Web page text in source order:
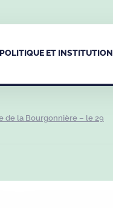
POLITIQUE ET INSTITUTION
de la Bourgonnière – le 29